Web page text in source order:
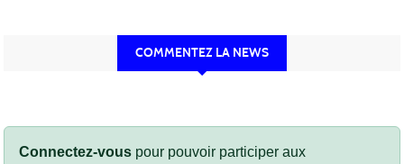
COMMENTEZ LA NEWS
Connectez-vous pour pouvoir participer aux